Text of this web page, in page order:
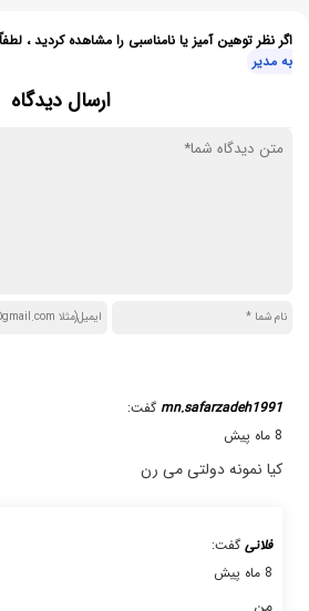
اگر نظر توهین آمیز یا نامناسبی را مشاهده کردید ،
به مدیر
ارسال دیدگاه
mn.safarzadeh1991 گفت:
8 ماه پیش
کیا نمونه دولتی می رن
فلانی گفت:
8 ماه پیش